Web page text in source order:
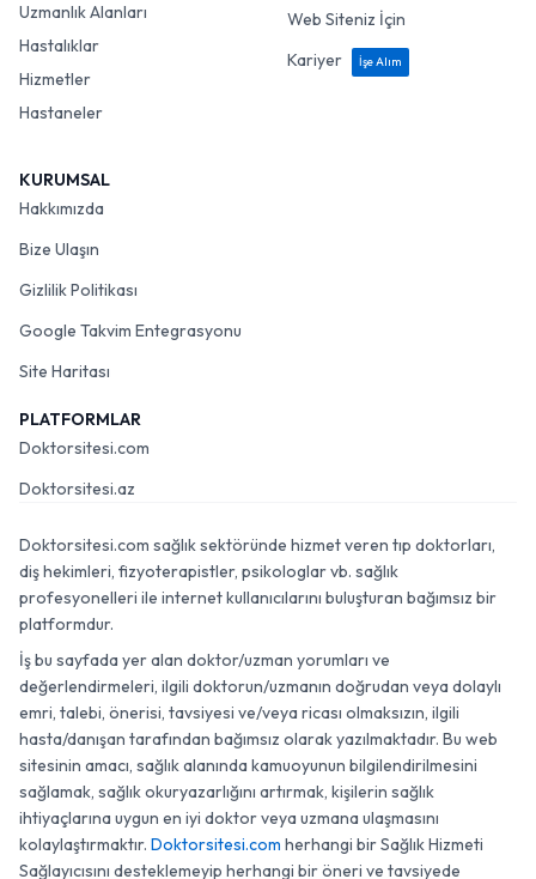
Uzmanlık Alanları
Hastalıklar
Hizmetler
Hastaneler
Web Siteniz İçin
Kariyer
İşe Alım
KURUMSAL
Hakkımızda
Bize Ulaşın
Gizlilik Politikası
Google Takvim Entegrasyonu
Site Haritası
PLATFORMLAR
Doktorsitesi.com
Doktorsitesi.az
Doktorsitesi.com sağlık sektöründe hizmet veren tıp doktorları,
diş hekimleri, fizyoterapistler, psikologlar vb. sağlık
profesyonelleri ile internet kullanıcılarını buluşturan bağımsız bir
platformdur.
İş bu sayfada yer alan doktor/uzman yorumları ve
değerlendirmeleri, ilgili doktorun/uzmanın doğrudan veya dolaylı
emri, talebi, önerisi, tavsiyesi ve/veya ricası olmaksızın, ilgili
hasta/danışan tarafından bağımsız olarak yazılmaktadır. Bu web
sitesinin amacı, sağlık alanında kamuoyunun bilgilendirilmesini
sağlamak, sağlık okuryazarlığını artırmak, kişilerin sağlık
ihtiyaçlarına uygun en iyi doktor veya uzmana ulaşmasını
kolaylaştırmaktır. Doktorsitesi.com herhangi bir Sağlık Hizmeti
Sağlayıcısını desteklemeyip herhangi bir öneri ve tavsiyede